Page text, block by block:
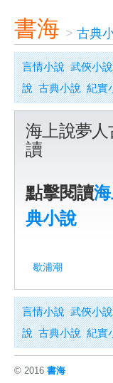
書海 > 古典
言情小說 武俠小說
說 古典小說 紀實
海上說夢人
讀
點擊閱讀
典小說
歇浦潮
言情小說 武俠小說
說 古典小說 紀實
© 2016 書海